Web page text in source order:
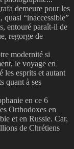
demeure pour les
quasi “inaccessible”
entouré paraît-il de
regorge de
modernité si
le voyage en
les esprits et autant
quant à ses
en ce 6
Orthodoxes en
et en Russie. Car,
de Chrétiens